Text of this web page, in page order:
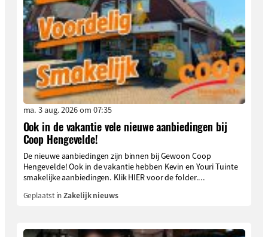
ma. 3 aug. 2026 om 07:35
Ook in de vakantie vele nieuwe aanbiedingen bij
Coop Hengevelde!
De nieuwe aanbiedingen zijn binnen bij Gewoon Coop
Hengevelde! Ook in de vakantie hebben Kevin en Youri Tuinte
smakelijke aanbiedingen. Klik HIER voor de folder....
Geplaatst inZakelijk nieuws